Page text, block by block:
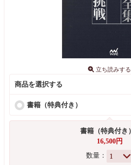
立ち読みする
商品を選択する
書籍（特典付き）
書籍（特典付き）
16,500円
数量：